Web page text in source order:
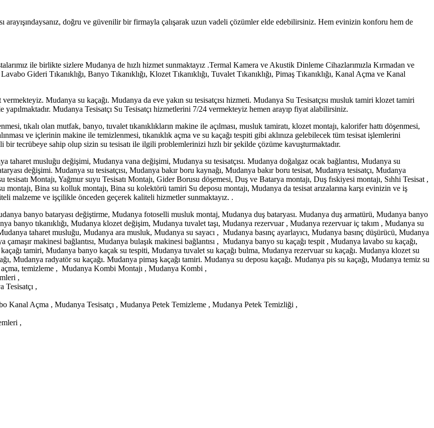
arayışındaysanız, doğru ve güvenilir bir firmayla çalışarak uzun vadeli çözümler elde edebilirsiniz. Hem evinizin konforu hem de
ile birlikte sizlere Mudanya de hızlı hizmet sunmaktayız .Termal Kamera ve Akustik Dinleme Cihazlarımızla Kırmadan ve
Gideri Tıkanıklığı, Banyo Tıkanıklığı, Klozet Tıkanıklığı, Tuvalet Tıkanıklığı, Pimaş Tıkanıklığı, Kanal Açma ve Kanal
Mudanya su kaçağı. Mudanya da eve yakın su tesisatçısı hizmeti. Mudanya Su Tesisatçısı musluk tamiri klozet tamiri
Mudanya Tesisatçı Su Tesisatçı hizmetlerini 7/24 vermekteyiz hemen arayıp fiyat alabilirsiniz.
tıkalı olan mutfak, banyo, tuvalet tıkanıklıkların makine ile açılması, musluk tamiratı, klozet montajı, kalorifer hattı döşenmesi,
ve içlerinin makine ile temizlenmesi, tıkanıklık açma ve su kaçağı tespiti gibi aklınıza gelebilecek tüm tesisat işlemlerini
bir tecrübeye sahip olup sizin su tesisatı ile ilgili problemlerinizi hızlı bir şekilde çözüme kavuşturmaktadır.
taharet musluğu değişimi, Mudanya vana değişimi, Mudanya su tesisatçısı. Mudanya doğalgaz ocak bağlantısı, Mudanya su
değişimi. Mudanya su tesisatçısı, Mudanya bakır boru kaynağı, Mudanya bakır boru tesisat, Mudanya tesisatçı, Mudanya
Montajı, Yağmur suyu Tesisatı Montajı, Gider Borusu döşemesi, Duş ve Batarya montajı, Duş fıskiyesi montajı, Sıhhi Tesisat ,
montajı, Bina su kolluk montajı, Bina su kolektörü tamiri Su deposu montajı, Mudanya da tesisat arızalarına karşı evinizin ve iş
malzeme ve işçilikle önceden geçerek kaliteli hizmetler sunmaktayız. .
banyo bataryası değiştirme, Mudanya fotoselli musluk montaj, Mudanya duş bataryası. Mudanya duş armatürü, Mudanya banyo
banyo tıkanıklığı, Mudanya klozet değişim, Mudanya tuvalet taşı, Mudanya rezervuar , Mudanya rezervuar iç takım , Mudanya su
taharet musluğu, Mudanya ara musluk, Mudanya su sayacı , Mudanya basınç ayarlayıcı, Mudanya basınç düşürücü, Mudanya
makinesi bağlantısı, Mudanya bulaşık makinesi bağlantısı , Mudanya banyo su kaçağı tespit , Mudanya lavabo su kaçağı,
tamiri, Mudanya banyo kaçak su tespiti, Mudanya tuvalet su kaçağı bulma, Mudanya rezervuar su kaçağı. Mudanya klozet su
Mudanya radyatör su kaçağı. Mudanya pimaş kaçağı tamiri. Mudanya su deposu kaçağı. Mudanya pis su kaçağı, Mudanya temiz su
açma, temizleme , Mudanya Kombi Montajı , Mudanya Kombi ,
,
Tesisatçı ,
Açma , Mudanya Tesisatçı , Mudanya Petek Temizleme , Mudanya Petek Temizliği ,
,